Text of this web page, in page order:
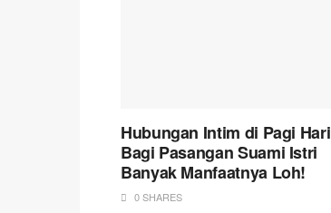
Hubungan Intim di Pagi Hari
Bagi Pasangan Suami Istri
Banyak Manfaatnya Loh!
0 SHARES